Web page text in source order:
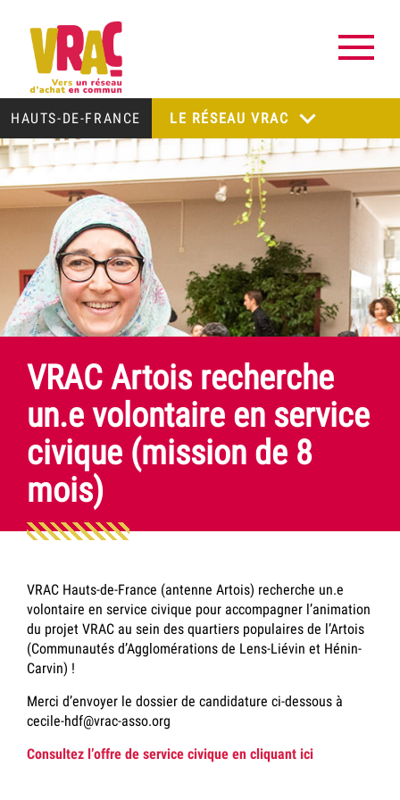
HAUTS-DE-FRANCE LE RÉSEAU VRAC
VRAC Artois recherche
un.e volontaire en service
civique (mission de 8
mois)
VRAC Hauts-de-France (antenne Artois) recherche un.e
volontaire en service civique pour accompagner l’animation
du projet VRAC au sein des quartiers populaires de l’Artois
(Communautés d’Agglomérations de Lens-Liévin et Hénin-
Carvin) !
Merci d’envoyer le dossier de candidature ci-dessous à
cecile-hdf@vrac-asso.org
Consultez l’offre de service civique en cliquant ici